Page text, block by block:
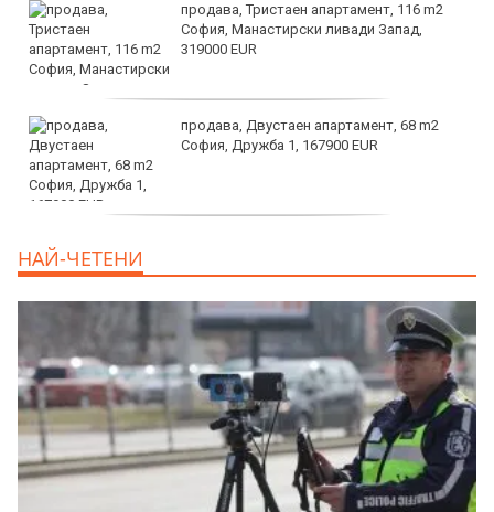
продава, Тристаен апартамент, 116 m2
София, Манастирски ливади Запад,
319000 EUR
продава, Двустаен апартамент, 68 m2
София, Дружба 1, 167900 EUR
НАЙ-ЧЕТЕНИ